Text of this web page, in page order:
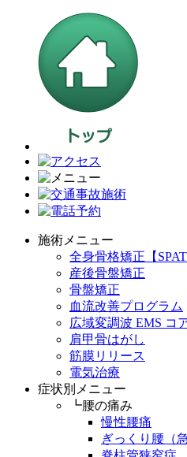
施術メニュー
全身骨格矯正【SPAT
産後骨盤矯正
骨盤矯正
血流改善プログラム
広域変調波 EMS コ
肩甲骨はがし
筋膜リリース
電気治療
症状別メニュー
┗腰の痛み
慢性腰痛
ぎっくり腰（